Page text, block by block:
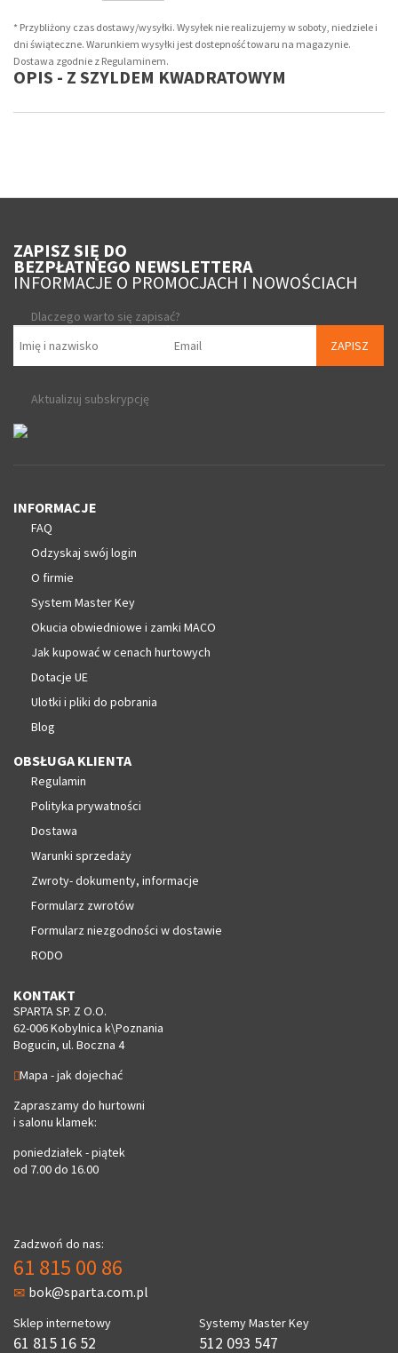
* Przybliżony czas dostawy/wysyłki. Wysyłek nie realizujemy w soboty, niedziele i
dni świąteczne. Warunkiem wysyłki jest dostepność towaru na magazynie.
Dostawa zgodnie z Regulaminem.
OPIS - Z SZYLDEM KWADRATOWYM
ZAPISZ SIĘ DO
BEZPŁATNEGO NEWSLETTERA
INFORMACJE O PROMOCJACH I NOWOŚCIACH
Dlaczego warto się zapisać?
ZAPISZ
Aktualizuj subskrypcję
INFORMACJE
FAQ
Odzyskaj swój login
O firmie
System Master Key
Okucia obwiedniowe i zamki MACO
Jak kupować w cenach hurtowych
Dotacje UE
Ulotki i pliki do pobrania
Blog
OBSŁUGA KLIENTA
Regulamin
Polityka prywatności
Dostawa
Warunki sprzedaży
Zwroty- dokumenty, informacje
Formularz zwrotów
Formularz niezgodności w dostawie
RODO
KONTAKT
SPARTA SP. Z O.O.
62-006 Kobylnica k\Poznania
Bogucin, ul. Boczna 4
Mapa - jak dojechać
Zapraszamy do hurtowni
i salonu klamek:
poniedziałek - piątek
od 7.00 do 16.00
Zadzwoń do nas:
61 815 00 86
bok@sparta.com.pl
Sklep internetowy
61 815 16 52
Systemy Master Key
512 093 547